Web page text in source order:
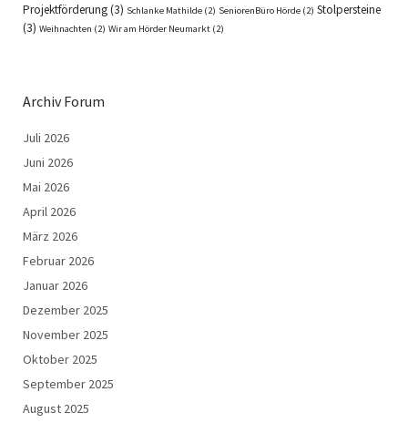
Projektförderung(3) Schlanke Mathilde (2) SeniorenBüro Hörde (2) Stolpersteine
(3) Weihnachten (2) Wir am Hörder Neumarkt (2)
Archiv Forum
Juli 2026
Juni 2026
Mai 2026
April 2026
März 2026
Februar 2026
Januar 2026
Dezember 2025
November 2025
Oktober 2025
September 2025
August 2025